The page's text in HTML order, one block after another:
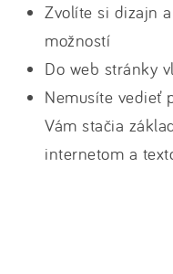
Zvolíte si dizajn
možností
Do web stránky
Nemusíte vedieť
Vám stačia
internetom a